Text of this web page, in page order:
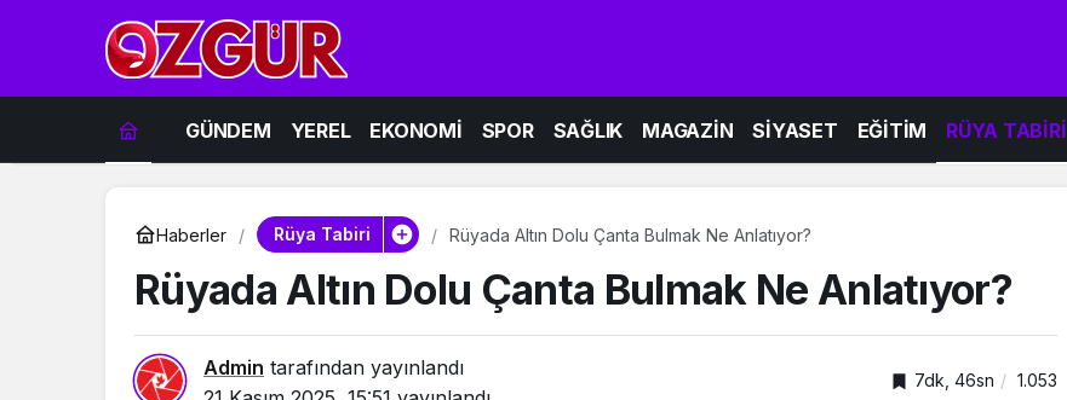
GÜNDEM YEREL EKONOMİ SPOR SAĞLIK MAGAZİN SİYASET EĞİTİM RÜYA TABİRİ
Haberler Rüya Tabiri Rüyada Altın Dolu Çanta Bulmak Ne Anlatıyor?
Rüyada Altın Dolu Çanta Bulmak Ne Anlatıyor?
Admin tarafından yayınlandı
7dk, 46sn 1.053